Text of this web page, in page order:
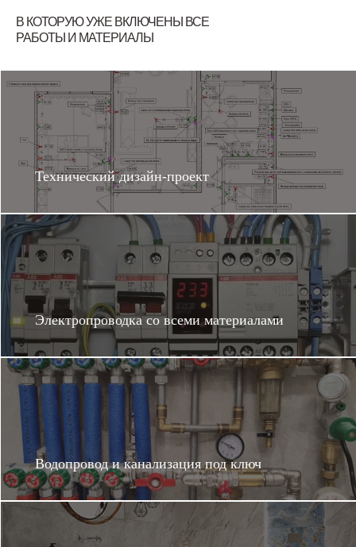
Хочу такой ремонт
г. Анапа
Дом 128 м
Дом 136 м
г. Анапа
Хочу такой ремонт
В КОТОРУЮ УЖЕ ВКЛЮЧЕНЫ ВСЕ
РАБОТЫ И МАТЕРИАЛЫ
Технический дизайн-проект
Электропроводка со всеми материалами
Водопровод и канализация под ключ